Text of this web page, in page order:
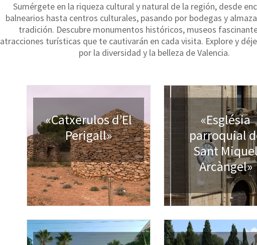
Sumérgete en la riqueza cultural y natural de la región, desde
balnearios hasta centros culturales, pasando por bodegas y
tradición. Descubre monumentos históricos, museos
atracciones turísticas que te cautivarán en cada visita. Explore y
por la diversidad y la belleza de Valencia.
«Catxerulos d’El
Perigall»
«Església
parroquial
Sant
Arcàngel»